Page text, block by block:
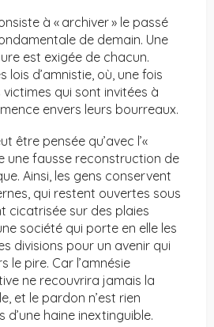
à « archiver » le passé
de demain. Une
est exigée de chacun.
lois d’amnistie, où, une fois
qui sont invitées à
envers leurs bourreaux.
être pensée qu’avec l’«
une fausse reconstruction de
Ainsi, les gens conservent
qui restent ouvertes sous
cicatrisée sur des plaies
société qui porte en elle les
divisions pour un avenir qui
le pire. Car l’amnésie
ne recouvrira jamais la
et le pardon n’est rien
d’une haine inextinguible.